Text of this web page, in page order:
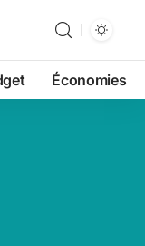
Économies